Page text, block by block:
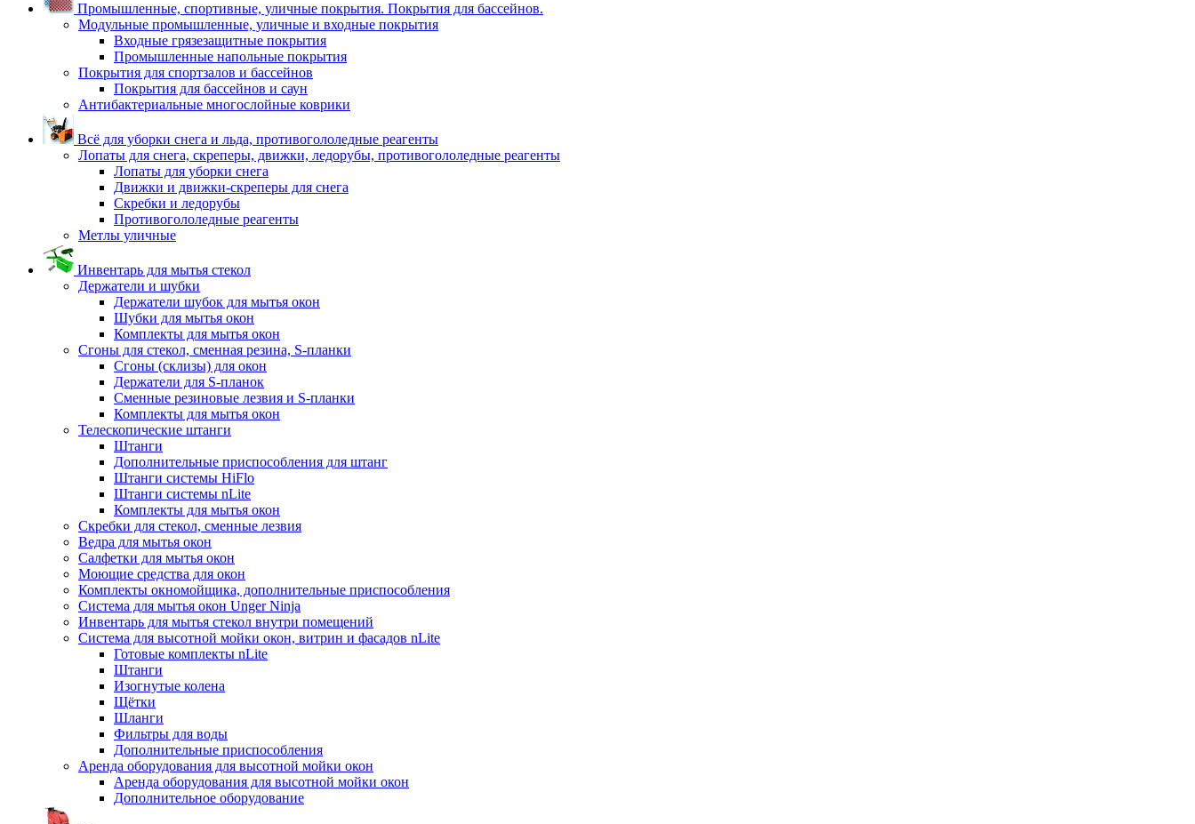
Промышленные, спортивные, уличные покрытия. Покрытия для бассейнов.
Модульные промышленные, уличные и входные покрытия
Входные грязезащитные покрытия
Промышленные напольные покрытия
Покрытия для спортзалов и бассейнов
Покрытия для бассейнов и саун
Антибактериальные многослойные коврики
Всё для уборки снега и льда, противогололедные реагенты
Лопаты для снега, скреперы, движки, ледорубы, противогололедные реагенты
Лопаты для уборки снега
Движки и движки-скреперы для снега
Скребки и ледорубы
Противогололедные реагенты
Метлы уличные
Инвентарь для мытья стекол
Держатели и шубки
Держатели шубок для мытья окон
Шубки для мытья окон
Комплекты для мытья окон
Сгоны для стекол, сменная резина, S-планки
Сгоны (склизы) для окон
Держатели для S-планок
Сменные резиновые лезвия и S-планки
Комплекты для мытья окон
Телескопические штанги
Штанги
Дополнительные приспособления для штанг
Штанги системы HiFlo
Штанги системы nLite
Комплекты для мытья окон
Скребки для стекол, сменные лезвия
Ведра для мытья окон
Салфетки для мытья окон
Моющие средства для окон
Комплекты окномойщика, дополнительные приспособления
Система для мытья окон Unger Ninja
Инвентарь для мытья стекол внутри помещений
Система для высотной мойки окон, витрин и фасадов nLite
Готовые комплекты nLite
Штанги
Изогнутые колена
Щётки
Шланги
Фильтры для воды
Дополнительные приспособления
Аренда оборудования для высотной мойки окон
Аренда оборудования для высотной мойки окон
Дополнительное оборудование